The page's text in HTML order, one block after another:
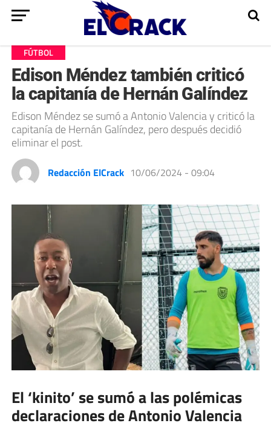
FÚTBOL
Edison Méndez también criticó
la capitanía de Hernán Galíndez
Edison Méndez se sumó a Antonio Valencia y criticó la
capitanía de Hernán Galíndez, pero después decidió
eliminar el post.
Redacción ElCrack 10/06/2024 - 09:04
El ‘kinito’ se sumó a las polémicas
declaraciones de Antonio Valencia